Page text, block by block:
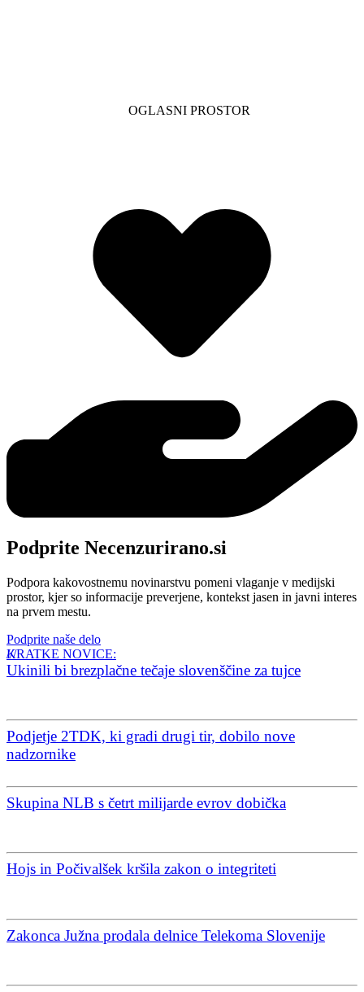
Podprite Necenzurirano.si
Podpora kakovostnemu novinarstvu pomeni vlaganje v medijski
prostor, kjer so informacije preverjene, kontekst jasen in javni interes
na prvem mestu.
Podprite naše delo
KRATKE NOVICE:
Ukinili bi brezplačne tečaje slovenščine za tujce
Podjetje 2TDK, ki gradi drugi tir, dobilo nove
nadzornike
Skupina NLB s četrt milijarde evrov dobička
Hojs in Počivalšek kršila zakon o integriteti
Zakonca Južna prodala delnice Telekoma Slovenije